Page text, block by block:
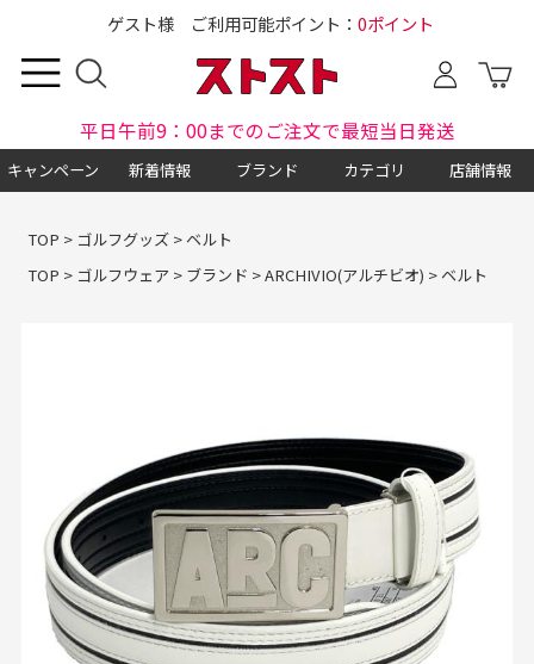
ゲスト様 ご利用可能ポイント： 0ポイント
平日午前9：00までのご注文で最短当日発送
キャンペーン 新着情報 ブランド カテゴリ 店舗情報
TOP > ゴルフグッズ> ベルト
TOP > ゴルフウェア > ブランド >ARCHIVIO(アルチビオ) > ベルト